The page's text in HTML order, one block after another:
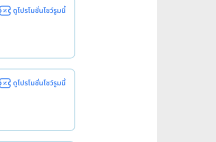
ดูโปรโมชั่นโชว์รูมนี้
ดูโปรโมชั่นโชว์รูมนี้